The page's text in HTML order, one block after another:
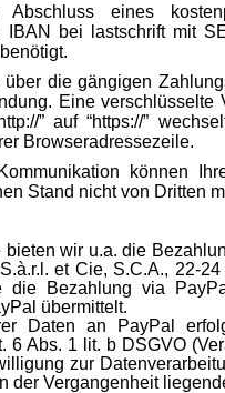
eines
IBAN bei lastschrift mit
über die gängigen
Eine
” auf “https://”
Browseradressezeile.
können
Stand nicht von Dritten
bieten wir u.a. die
et Cie, S.C.A., 22-
die Bezahlung via
übermittelt.
Daten an PayPal
6 Abs. 1 lit. b DSGVO
zur
der Vergangenheit